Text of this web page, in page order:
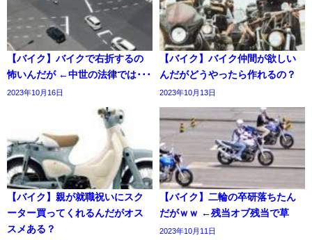
【バイク】バイクで右折するの
怖いんだが ←中世の法律では･･･
2023年10月16日
【バイク】バイク仲間が欲しい
んだがどうやったら作れるの？
2023年10月13日
【バイク】親が就職祝いにスク
ーター買ってくれるんだがオス
スメある？
【バイク】二輪の卒研落ちたん
だがｗｗ ←残当オブ残当で草
2023年10月11日